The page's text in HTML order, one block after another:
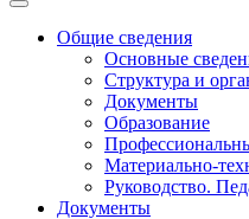
Toggle
navigationОбщие сведения
Основные
Структура и
Документы
Образование
Материально-
Руководство.
Документы